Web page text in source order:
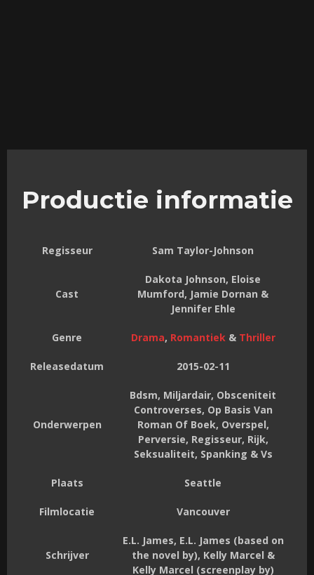
Productie informatie
Regisseur Sam Taylor-Johnson
Cast
Dakota Johnson, Eloise
Mumford, Jamie Dornan &
Jennifer Ehle
Genre Drama, Romantiek& Thriller
Releasedatum 2015-02-11
Onderwerpen
Bdsm, Miljardair, Obsceniteit
Controverses, Op Basis Van
Roman Of Boek, Overspel,
Perversie, Regisseur, Rijk,
Seksualiteit, Spanking & Vs
Plaats Seattle
Filmlocatie Vancouver
Schrijver
E.L. James, E.L. James (based on
the novel by), Kelly Marcel &
Kelly Marcel (screenplay by)